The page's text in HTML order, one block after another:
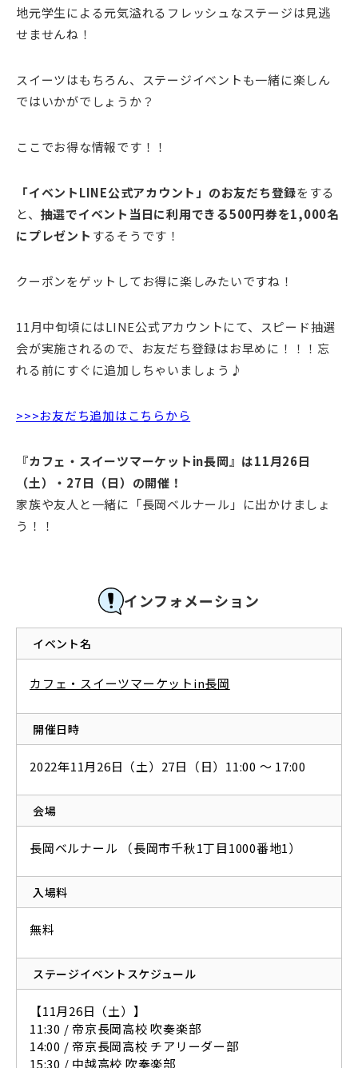
地元学生による元気溢れるフレッシュなステージは見逃
せませんね！
スイーツはもちろん、ステージイベントも一緒に楽しん
ではいかがでしょうか？
ここでお得な情報です！！
「イベントLINE公式アカウント」のお友だち登録をする
と、 抽選でイベント当日に利用できる500円券を1,000名
にプレゼント するそうです！
クーポンをゲットしてお得に楽しみたいですね！
11月中旬頃にはLINE公式アカウントにて、スピード抽選
会が実施されるので、お友だち登録はお早めに！！！忘
れる前にすぐに追加しちゃいましょう♪
>>>お友だち追加はこちらから
『カフェ・スイーツマーケットin長岡』は11月26日
（土）・27日（日）の開催！
家族や友人と一緒に「長岡ベルナール」に出かけましょ
う！！
インフォメーション
イベント名
カフェ・スイーツマーケットin長岡
開催日時
2022年11月26日（土）27日（日）11:00 ～ 17:00
会場
長岡ベルナール （長岡市千秋1丁目1000番地1）
入場料
無料
ステージイベントスケジュール
【11月26日（土）】
11:30 / 帝京長岡高校 吹奏楽部
14:00 / 帝京長岡高校 チアリーダー部
15:30 / 中越高校 吹奏楽部